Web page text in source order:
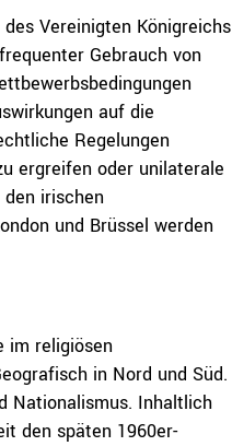
Vereinigten Königreichs
Gebrauch von
auf die
Regelungen
ergreifen oder unilaterale
irischen
und Brüssel werden
im religiösen
in Nord und Süd.
Nationalismus. Inhaltlich
den späten 1960er-